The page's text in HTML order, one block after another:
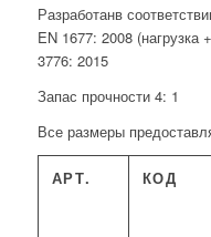
Разработанв
EN 1677: 2008
3776: 2015
Запас прочности 4: 1
Все размеры
АРТ. КОД